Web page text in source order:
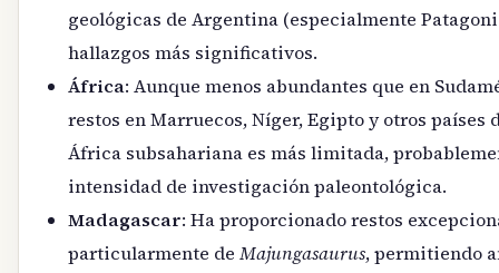
geológicas de Argentina (especialmente
hallazgos más significativos.
África: Aunque menos abundantes que en
restos en Marruecos, Níger, Egipto y otros
África subsahariana es más limitada,
intensidad de investigación paleontológica.
Madagascar: Ha proporcionado restos
particularmente de Majungasaurus, permitiendo